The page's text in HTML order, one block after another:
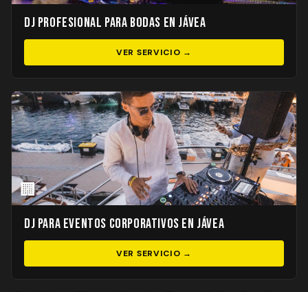
DJ Profesional para Bodas en Jávea
VER SERVICIO →
🏢
DJ para Eventos Corporativos en Jávea
VER SERVICIO →